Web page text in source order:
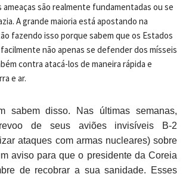
ameaças são realmente fundamentadas ou se
A grande maioria está apostando na
fazendo isso porque sabem que os Estados
não apenas se defender dos mísseis
contra atacá-los de maneira rápida e
e ar.
sabem disso. Nas últimas semanas,
de seus aviões invisíveis B-2
ataques com armas nucleares) sobre
aviso para que o presidente da Coreia
de recobrar a sua sanidade. Esses